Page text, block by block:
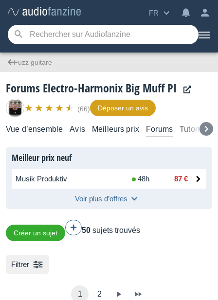
FR
Fuzz guitare
Forums Electro-Harmonix Big Muff PI
(66) Déposer un avis
Vue d’ensemble Avis Meilleurs prix Forums Tutoriels
Meilleur prix neuf
Musik Produktiv 48h 87 €
Voir plus d’offres
Créer un sujet 50 sujets trouvés
Filtrer
1 2